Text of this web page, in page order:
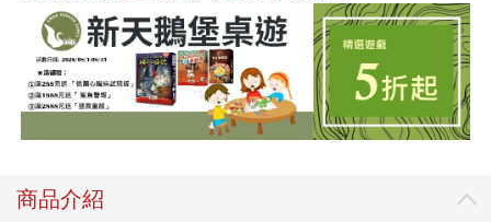
商品介紹